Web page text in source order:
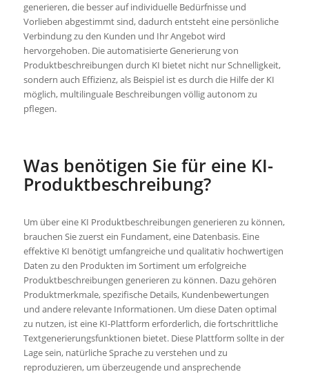
generieren, die besser auf individuelle Bedürfnisse und
Vorlieben abgestimmt sind, dadurch entsteht eine persönliche
Verbindung zu den Kunden und Ihr Angebot wird
hervorgehoben. Die automatisierte Generierung von
Produktbeschreibungen durch KI bietet nicht nur Schnelligkeit,
sondern auch Effizienz, als Beispiel ist es durch die Hilfe der KI
möglich, multilinguale Beschreibungen völlig autonom zu
pflegen.
Was benötigen Sie für eine KI-
Produktbeschreibung?
Um über eine KI Produktbeschreibungen generieren zu können,
brauchen Sie zuerst ein Fundament, eine Datenbasis. Eine
effektive KI benötigt umfangreiche und qualitativ hochwertigen
Daten zu den Produkten im Sortiment um erfolgreiche
Produktbeschreibungen generieren zu können. Dazu gehören
Produktmerkmale, spezifische Details, Kundenbewertungen
und andere relevante Informationen. Um diese Daten optimal
zu nutzen, ist eine KI-Plattform erforderlich, die fortschrittliche
Textgenerierungsfunktionen bietet. Diese Plattform sollte in der
Lage sein, natürliche Sprache zu verstehen und zu
reproduzieren, um überzeugende und ansprechende